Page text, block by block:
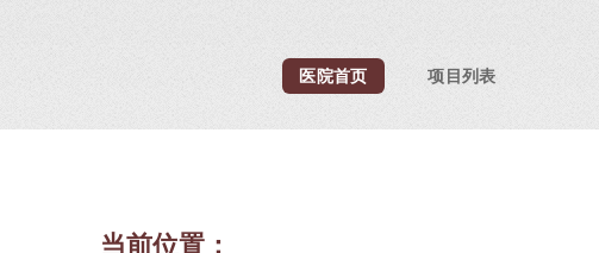
医院首页 项目列表
当前位置：